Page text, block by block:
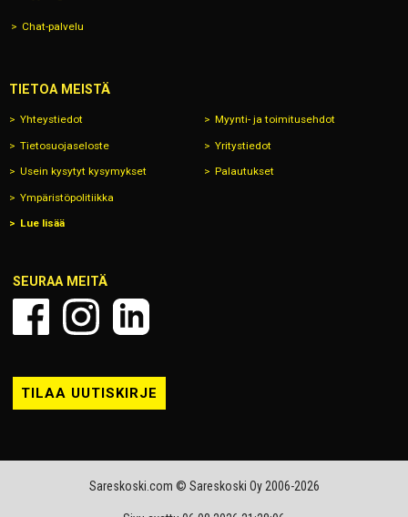
Chat-palvelu
TIETOA MEISTÄ
Yhteystiedot Myynti- ja toimitusehdot
Tietosuojaseloste Yritystiedot
Usein kysytyt kysymykset Palautukset
Ympäristöpolitiikka
Lue lisää
SEURAA MEITÄ
TILAA UUTISKIRJE
Sareskoski.com © Sareskoski Oy 2006-2026